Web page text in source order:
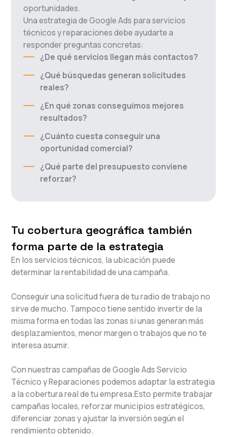
oportunidades.
Una estrategia de Google Ads para servicios
técnicos y reparaciones debe ayudarte a
responder preguntas concretas:
¿De qué servicios llegan más contactos?
¿Qué búsquedas generan solicitudes
reales?
¿En qué zonas conseguimos mejores
resultados?
¿Cuánto cuesta conseguir una
oportunidad comercial?
¿Qué parte del presupuesto conviene
reforzar?
Tu cobertura geográfica también
forma parte de la estrategia
En los servicios técnicos, la ubicación puede
determinar la rentabilidad de una campaña.
Conseguir una solicitud fuera de tu radio de trabajo no
sirve de mucho. Tampoco tiene sentido invertir de la
misma forma en todas las zonas si unas generan más
desplazamientos, menor margen o trabajos que no te
interesa asumir.
Con nuestras campañas de Google Ads Servicio
Técnico y Reparaciones podemos adaptar la estrategia
a la cobertura real de tu empresa.Esto permite trabajar
campañas locales, reforzar municipios estratégicos,
diferenciar zonas y ajustar la inversión según el
rendimiento obtenido.